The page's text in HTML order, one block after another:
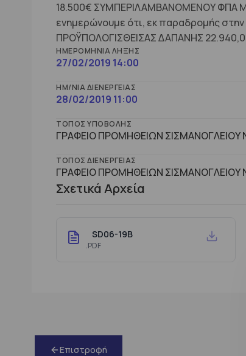
18.500€ ΣΥΜΠΕΡΙΛΑΜΒΑΝΟΜΕΝΟΥ ΦΠΑ
ενημερώνουμε ότι, εκ παραδρομής
ΠΡΟΫΠΟΛΟΓΙΣΘΕΙΣΑΣ ΔΑΠΑΝΗΣ
ΗΜΕΡΟΜΗΝΊΑ ΛΉΞΗΣ
27/02/2019 14:00
ΗΜ/ΝΊΑ ΔΙΕΝΈΡΓΕΙΑΣ
28/02/2019 11:00
ΤΌΠΟΣ ΥΠΟΒΟΛΉΣ
ΓΡΑΦΕΙΟ ΠΡΟΜΗΘΕΙΩΝ
ΤΌΠΟΣ ΔΙΕΝΈΡΓΕΙΑΣ
ΓΡΑΦΕΙΟ ΠΡΟΜΗΘΕΙΩΝ ΣΙΣΜΑΝΟΓΛΕΙΟΥ
Σχετικά Αρχεία
SD06-19B
.PDF
Επιστροφή